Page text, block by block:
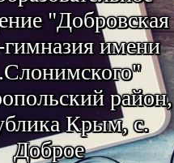
"Добровская
имени
район,
Крым, с.
Доброе